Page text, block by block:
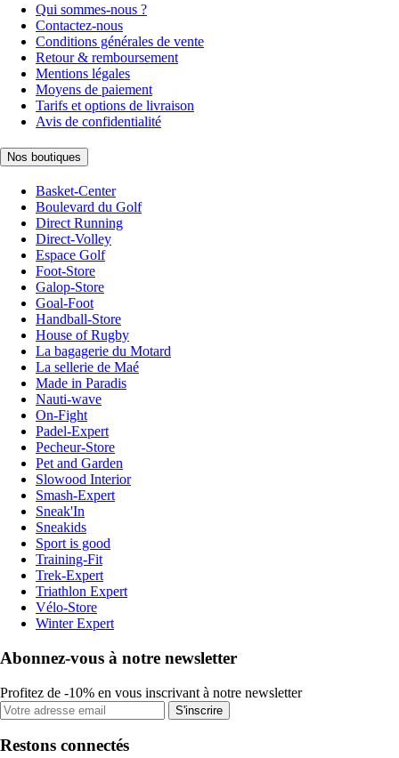
Qui sommes-nous ?
Contactez-nous
Conditions générales de vente
Retour & remboursement
Mentions légales
Moyens de paiement
Tarifs et options de livraison
Avis de confidentialité
Nos boutiques
Basket-Center
Boulevard du Golf
Direct Running
Direct-Volley
Espace Golf
Foot-Store
Galop-Store
Goal-Foot
Handball-Store
House of Rugby
La bagagerie du Motard
La sellerie de Maé
Made in Paradis
Nauti-wave
On-Fight
Padel-Expert
Pecheur-Store
Pet and Garden
Slowood Interior
Smash-Expert
Sneak'In
Sneakids
Sport is good
Training-Fit
Trek-Expert
Triathlon Expert
Vélo-Store
Winter Expert
Abonnez-vous à notre newsletter
Profitez de -10% en vous inscrivant à notre newsletter
S'inscrire
Restons connectés